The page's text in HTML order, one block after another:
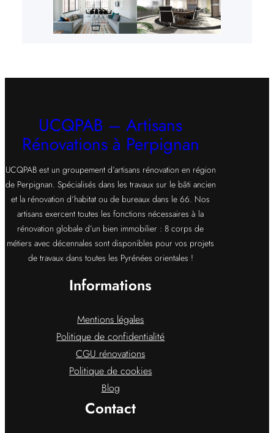
UCQPAB – Artisans
Rénovations à Perpignan
UCQPAB est un groupement d’artisans rénovation en région
de Perpignan. Spécialisés dans les travaux sur le bâti ancien
et la rénovation d’habitat ou de bureaux dans le 66. Nos
artisans exercent toutes les fonctions nécessaires à la
rénovation globale d’un bien immobilier : 8 corps de
métiers avec décennales sont disponibles pour vos projets
de travaux dans toutes les Pyrénées orientales !
Informations
Mentions légales
Politique de confidentialité
CGU rénovations
Politique de cookies
Blog
Contact